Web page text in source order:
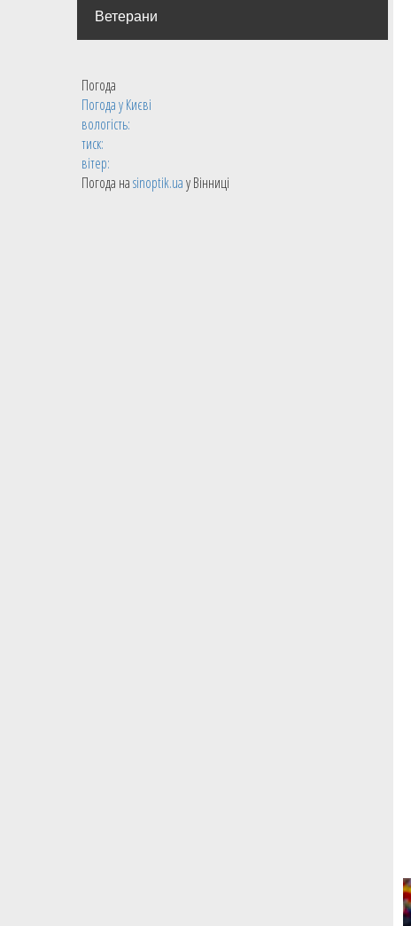
Ветерани
Погода
Погода уКиєві
вологість:
тиск:
вітер:
Погода наsinoptik.uaу Вінниці